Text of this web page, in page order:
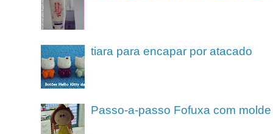
tiara para encapar por atacado
Passo-a-passo Fofuxa com molde